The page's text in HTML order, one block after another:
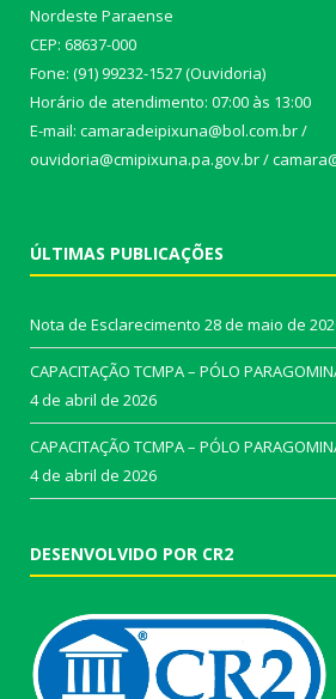
Nordeste Paraense
CEP: 68637-000
Fone: (91) 99232-1527 (Ouvidoria)
Horário de atendimento: 07:00 às 13:00
E-mail: camaradeipixuna@bol.com.br /
ouvidoria@cmipixuna.pa.gov.br /
ÚLTIMAS PUBLICAÇÕES
Nota de Esclarecimento 28 de maio de
CAPACITAÇÃO TCMPA – PÓLO
4 de abril de 2026
CAPACITAÇÃO TCMPA – PÓLO
4 de abril de 2026
DESENVOLVIDO POR CR2